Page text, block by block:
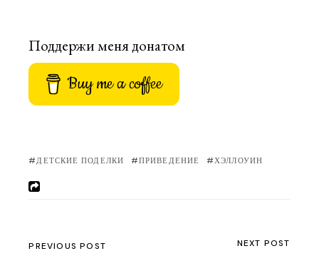
Поддержи меня донатом
Buy me a coffee
ДЕТСКИЕ ПОДЕЛКИ ПРИВЕДЕНИЕ ХЭЛЛОУИН
PREVIOUS POST NEXT POST